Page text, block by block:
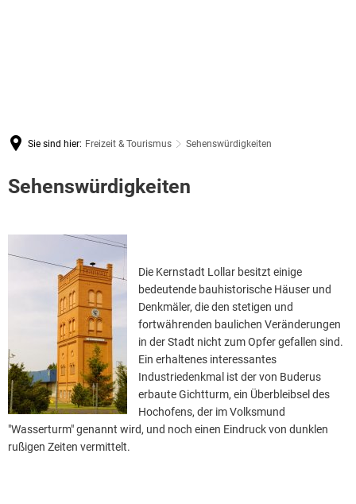
Sie sind hier: Freizeit & Tourismus Sehenswürdigkeiten
Sehenswürdigkeiten
Sehenswürdigkeiten
Die Kernstadt Lollar besitzt einige
bedeutende bauhistorische Häuser und
Denkmäler, die den stetigen und
fortwährenden baulichen Veränderungen
in der Stadt nicht zum Opfer gefallen sind.
Ein erhaltenes interessantes
Industriedenkmal ist der von Buderus
erbaute Gichtturm, ein Überbleibsel des
Hochofens, der im Volksmund
"Wasserturm" genannt wird, und noch einen Eindruck von dunklen
rußigen Zeiten vermittelt.